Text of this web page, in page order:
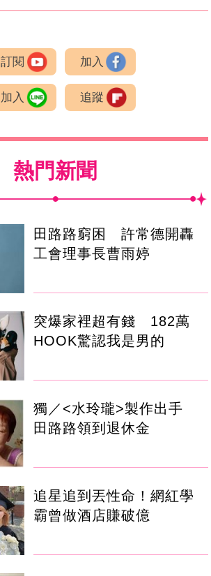
訂閱 加入
加入 追蹤
熱門新聞
田路路窮困 許常德開轟
工會理事長曹雨婷
突爆家裡超有錢 182萬
HOOK驚認我是男的
獨／<水玲瓏>製作出手
田路路領到退休金
追星追到丟性命！網紅學
霸曾做酒店賺破億